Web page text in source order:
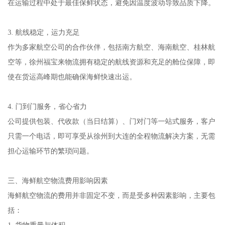
在运输过程中处于最佳保鲜状态，避免因温度波动导致品质下降。
3. 航线稳定，运力充足
作为多家航空公司的合作伙伴，包括南方航空、海南航空、桂林航
空等，徐州福宝来物流拥有稳定的航线资源和充足的舱位保障，即
使在货运高峰期也能确保海鲜快速出运。
4. 门到门服务，省心省力
公司提供包装、代收款（当日结算）、门对门等一站式服务，客户
只需一个电话，即可享受从徐州到大连的全程物流解决方案，无需
担心运输环节的繁琐问题。
三、海鲜航空物流费用影响因素
海鲜航空物流的费用并非固定不变，而是受多种因素影响，主要包
括：